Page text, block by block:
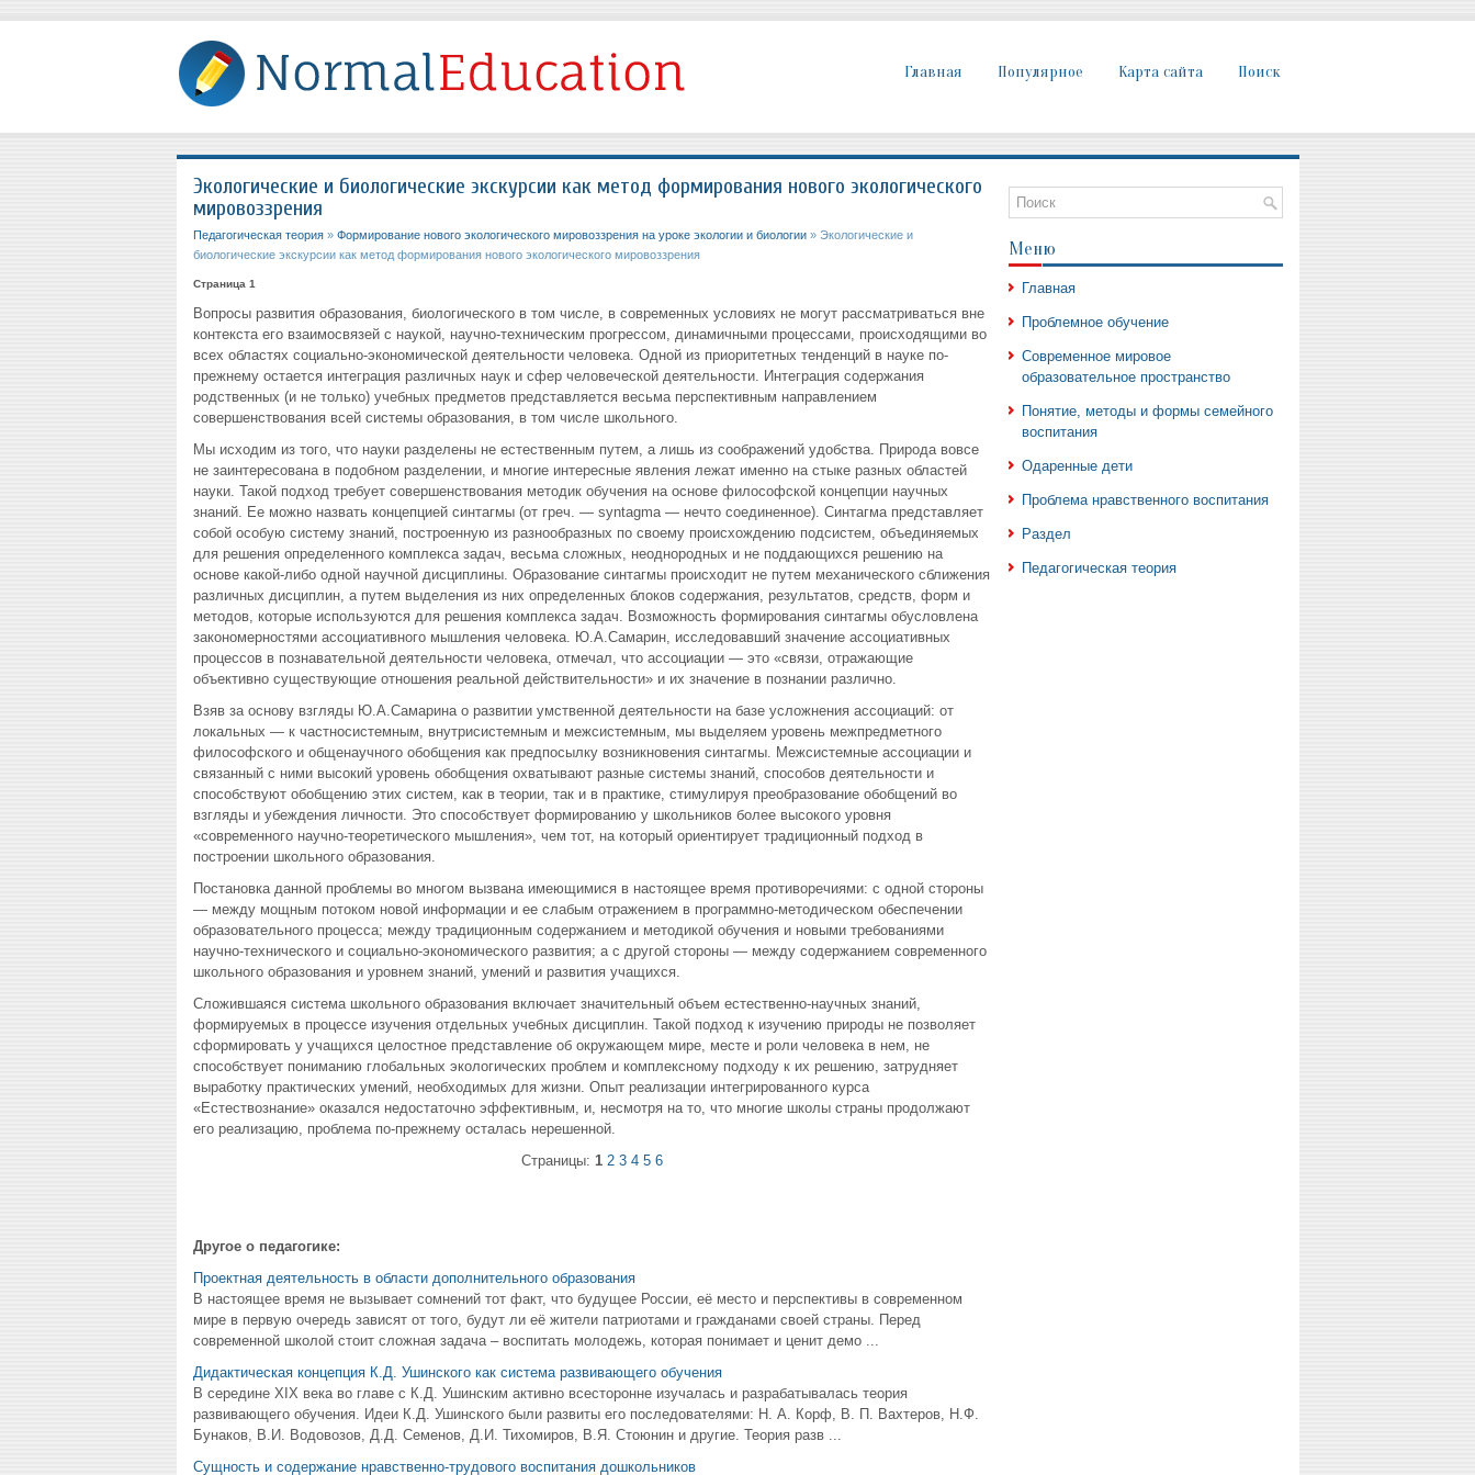
Главная Популярное Карта сайта Поиск
Экологические и биологические экскурсии как метод формирования нового экологического
мировоззрения
Педагогическая теория» Формирование нового экологического мировоззрения на уроке экологии и биологии» Экологические и
биологические экскурсии как метод формирования нового экологического мировоззрения
Страница 1
Вопросы развития образования, биологического в том числе, в современных условиях не могут рассматриваться вне
контекста его взаимосвязей с наукой, научно-техническим прогрессом, динамичными процессами, происходящими во
всех областях социально-экономической деятельности человека. Одной из приоритетных тенденций в науке по-
прежнему остается интеграция различных наук и сфер человеческой деятельности. Интеграция содержания
родственных (и не только) учебных предметов представляется весьма перспективным направлением
совершенствования всей системы образования, в том числе школьного.
Мы исходим из того, что науки разделены не естественным путем, а лишь из соображений удобства. Природа вовсе
не заинтересована в подобном разделении, и многие интересные явления лежат именно на стыке разных областей
науки. Такой подход требует совершенствования методик обучения на основе философской концепции научных
знаний. Ее можно назвать концепцией синтагмы (от греч. — syntagma — нечто соединенное). Синтагма представляет
собой особую систему знаний, построенную из разнообразных по своему происхождению подсистем, объединяемых
для решения определенного комплекса задач, весьма сложных, неоднородных и не поддающихся решению на
основе какой-либо одной научной дисциплины. Образование синтагмы происходит не путем механического сближения
различных дисциплин, а путем выделения из них определенных блоков содержания, результатов, средств, форм и
методов, которые используются для решения комплекса задач. Возможность формирования синтагмы обусловлена
закономерностями ассоциативного мышления человека. Ю.А.Самарин, исследовавший значение ассоциативных
процессов в познавательной деятельности человека, отмечал, что ассоциации — это «связи, отражающие
объективно существующие отношения реальной действительности» и их значение в познании различно.
Взяв за основу взгляды Ю.А.Самарина о развитии умственной деятельности на базе усложнения ассоциаций: от
локальных — к частносистемным, внутрисистемным и межсистемным, мы выделяем уровень межпредметного
философского и общенаучного обобщения как предпосылку возникновения синтагмы. Межсистемные ассоциации и
связанный с ними высокий уровень обобщения охватывают разные системы знаний, способов деятельности и
способствуют обобщению этих систем, как в теории, так и в практике, стимулируя преобразование обобщений во
взгляды и убеждения личности. Это способствует формированию у школьников более высокого уровня
«современного научно-теоретического мышления», чем тот, на который ориентирует традиционный подход в
построении школьного образования.
Постановка данной проблемы во многом вызвана имеющимися в настоящее время противоречиями: с одной стороны
— между мощным потоком новой информации и ее слабым отражением в программно-методическом обеспечении
образовательного процесса; между традиционным содержанием и методикой обучения и новыми требованиями
научно-технического и социально-экономического развития; а с другой стороны — между содержанием современного
школьного образования и уровнем знаний, умений и развития учащихся.
Сложившаяся система школьного образования включает значительный объем естественно-научных знаний,
формируемых в процессе изучения отдельных учебных дисциплин. Такой подход к изучению природы не позволяет
сформировать у учащихся целостное представление об окружающем мире, месте и роли человека в нем, не
способствует пониманию глобальных экологических проблем и комплексному подходу к их решению, затрудняет
выработку практических умений, необходимых для жизни. Опыт реализации интегрированного курса
«Естествознание» оказался недостаточно эффективным, и, несмотря на то, что многие школы страны продолжают
его реализацию, проблема по-прежнему осталась нерешенной.
Страницы: 1 2 3 4 5 6
Другое о педагогике:
Проектная деятельность в области дополнительного образования
В настоящее время не вызывает сомнений тот факт, что будущее России, её место и перспективы в современном
мире в первую очередь зависят от того, будут ли её жители патриотами и гражданами своей страны. Перед
современной школой стоит сложная задача – воспитать молодежь, которая понимает и ценит демо ...
Дидактическая концепция К.Д. Ушинского как система развивающего обучения
В середине XIX века во главе с К.Д. Ушинским активно всесторонне изучалась и разрабатывалась теория
развивающего обучения. Идеи К.Д. Ушинского были развиты его последователями: Н. А. Корф, В. П. Вахтеров, Н.Ф.
Бунаков, В.И. Водовозов, Д.Д. Семенов, Д.И. Тихомиров, В.Я. Стоюнин и другие. Теория разв ...
Сущность и содержание нравственно-трудового воспитания дошкольников
Меню
Главная
Проблемное обучение
Современное мировое
образовательное пространство
Понятие, методы и формы семейного
воспитания
Одаренные дети
Проблема нравственного воспитания
Раздел
Педагогическая теория